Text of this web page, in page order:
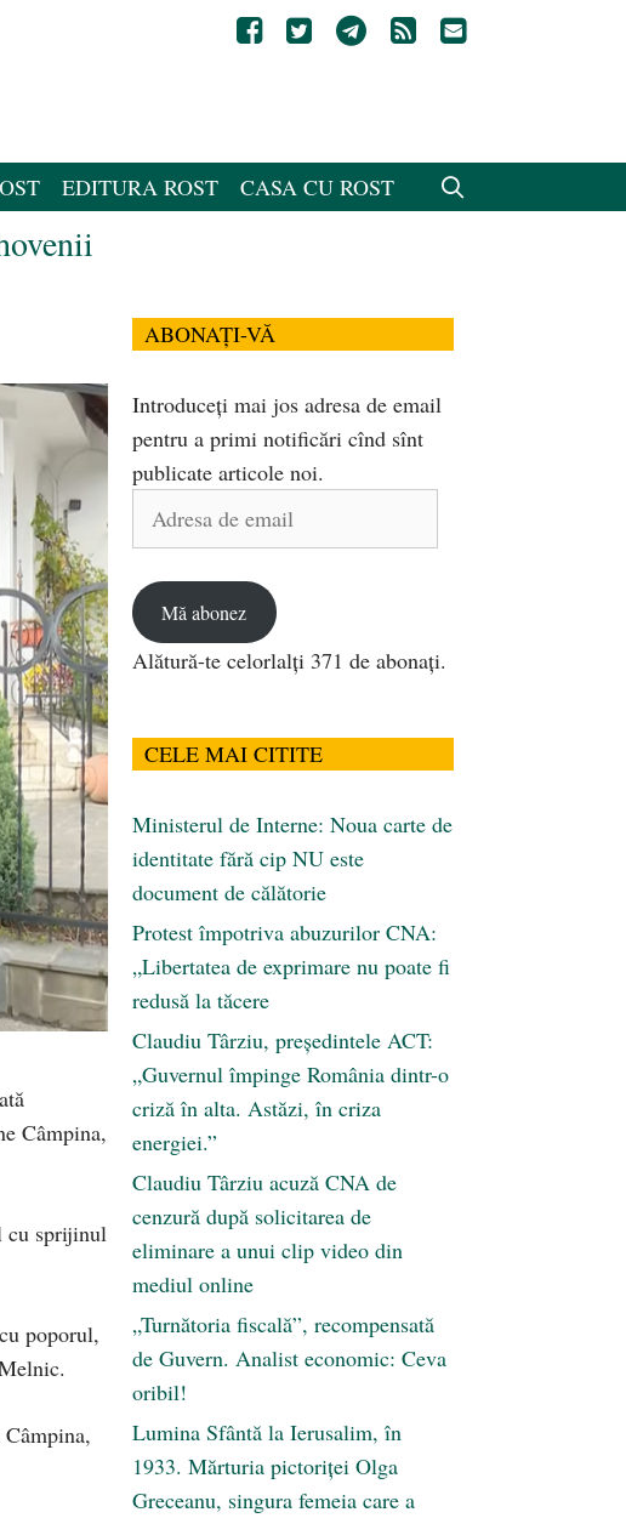
EDITURA ROST CASA CU ROST
Câmpina,
cu sprijinul
poporul,
ABONAȚI-VĂ
Introduceți mai jos adresa de email
pentru a primi notificări cînd sînt
publicate articole noi.
Adresa
Mă abonez
Alătură-te celorlalți 371 de abonați.
CELE MAI CITITE
Ministerul de Interne: Noua carte de
identitate fără cip NU este
document de călătorie
Protest împotriva abuzurilor CNA:
„Libertatea de exprimare nu poate fi
redusă la tăcere
Claudiu Târziu, președintele ACT:
„Guvernul împinge România dintr-o
criză în alta. Astăzi, în criza
energiei.”
Claudiu Târziu acuză CNA de
cenzură după solicitarea de
eliminare a unui clip video din
mediul online
„Turnătoria fiscală”, recompensată
de Guvern. Analist economic: Ceva
oribil!
Lumina Sfântă la Ierusalim, în
1933. Mărturia pictoriței Olga
Greceanu, singura femeia care a